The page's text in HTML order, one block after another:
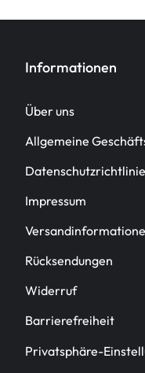
Informationen
Über uns
Allgemeine
Datenschutzrichtlinie
Impressum
Rücksendungen
Widerruf
Barrierefreiheit
Privatsphäre-